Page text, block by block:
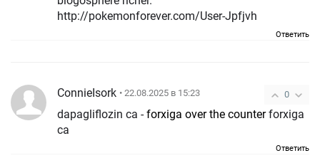
http://pokemonforever.com/User-Jpfjvh
Ответить
0
ConnieIsork • 22.08.2025 в 15:23
dapagliflozin ca -forxiga over the counterforxiga
ca
Ответить